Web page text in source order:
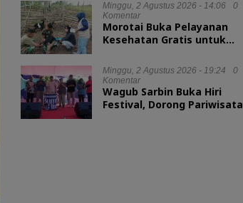
Minggu, 2 Agustus 2026 - 14:06
0
Komentar
Morotai Buka Pelayanan
Kesehatan Gratis untuk
Minggu, 2 Agustus 2026 - 19:24
0
Komentar
Wagub Sarbin Buka Hiri
Festival, Dorong Pariwisata